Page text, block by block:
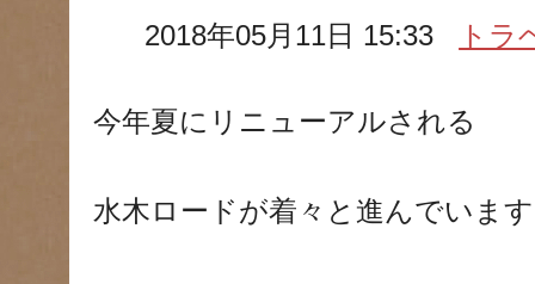
2018年05月11日 15:33 トラ
今年夏にリニューアルされる
水木ロードが着々と進んでいま